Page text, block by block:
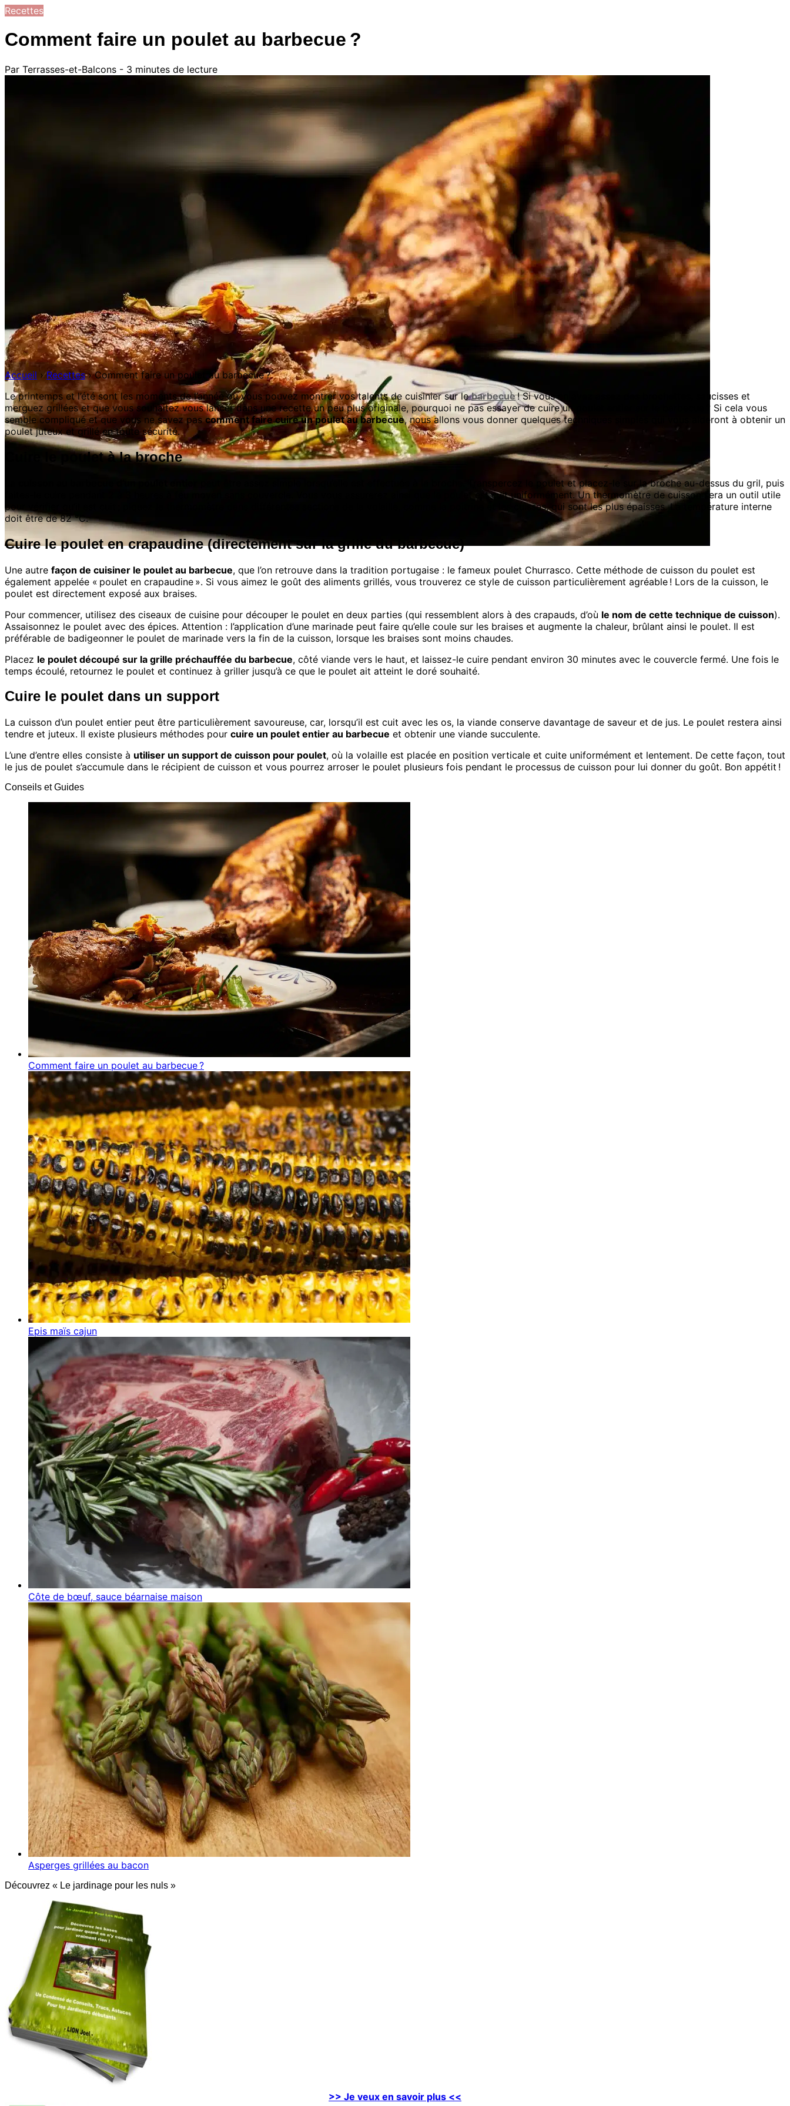
Recettes
Comment faire un poulet au barbecue ?
Par Terrasses-et-Balcons - 3 minutes de lecture
Accueil ›Recettes›Comment faire un poulet au barbecue ?
Le printemps et l’été sont les moments de l’année où vous pouvez montrer vos talents de cuisinier sur lebarbecue! Si vous en avez assez des brochettes, saucisses et
merguez grillées et que vous souhaitez vous lancer dans une recette un peu plus originale, pourquoi ne pas essayer de cuire un poulet entier sur le barbecue ? Si cela vous
semble compliqué et que vous ne savez pascomment faire cuire un poulet au barbecue, nous allons vous donner quelques techniques simples qui vous aideront à obtenir un
poulet juteux et grillé en toute sécurité.
Cuire le poulet à la broche
peut être assez simple lorsqu’elle est effectuée à la broche. Transpercez le poulet et placez-le sur la broche au-dessus du gril, puis
faites-le cuire pendant 2 à 3 heures à feu moyen sans couvercle. Vous vous assurerez ainsi que le poulet est cuit uniformément. Un thermomètre de cuisson sera un outil utile
pour vérifier qu’il est cuit ; piquez le thermomètre dans différentes sections de la volaille, comme la poitrine et les cuisses, qui sont les plus épaisses. La température interne
doit être de 82 °C.
Cuire le poulet en crapaudine (directement sur la grille du barbecue)
Une autre façon de cuisiner le poulet au barbecue, que l’on retrouve dans la tradition portugaise : le fameux poulet Churrasco. Cette méthode de cuisson du poulet est
également appelée « poulet en crapaudine ». Si vous aimez le goût des aliments grillés, vous trouverez ce style de cuisson particulièrement agréable ! Lors de la cuisson, le
poulet est directement exposé aux braises.
Pour commencer, utilisez des ciseaux de cuisine pour découper le poulet en deux parties (qui ressemblent alors à des crapauds, d’où le nom de cette technique de cuisson).
Assaisonnez le poulet avec des épices. Attention : l’application d’une marinade peut faire qu’elle coule sur les braises et augmente la chaleur, brûlant ainsi le poulet. Il est
préférable de badigeonner le poulet de marinade vers la fin de la cuisson, lorsque les braises sont moins chaudes.
Placez le poulet découpé sur la grille préchauffée du barbecue, côté viande vers le haut, et laissez-le cuire pendant environ 30 minutes avec le couvercle fermé. Une fois le
temps écoulé, retournez le poulet et continuez à griller jusqu’à ce que le poulet ait atteint le doré souhaité.
Cuire le poulet dans un support
La cuisson d’un poulet entier peut être particulièrement savoureuse, car, lorsqu’il est cuit avec les os, la viande conserve davantage de saveur et de jus. Le poulet restera ainsi
tendre et juteux. Il existe plusieurs méthodes pour cuire un poulet entier au barbecue et obtenir une viande succulente.
L’une d’entre elles consiste à utiliser un support de cuisson pour poulet, où la volaille est placée en position verticale et cuite uniformément et lentement. De cette façon, tout
le jus de poulet s’accumule dans le récipient de cuisson et vous pourrez arroser le poulet plusieurs fois pendant le processus de cuisson pour lui donner du goût. Bon appétit !
Conseils et Guides
Comment faire un poulet au barbecue ?
Epis maïs cajun
Côte de bœuf, sauce béarnaise maison
Asperges grillées au bacon
Découvrez « Le jardinage pour les nuls »
>> Je veux en savoir plus <<